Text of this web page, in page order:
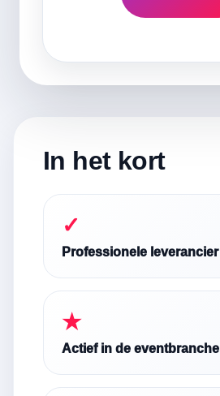
In het kort
✓
Professionele leverancier
★
Actief in de eventbranche